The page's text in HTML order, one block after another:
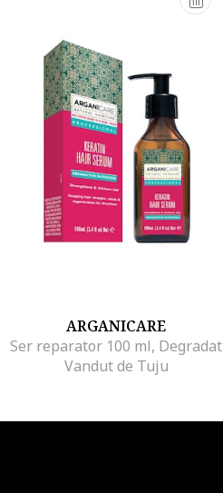
ARGANICARE
Ser reparator 100 ml, Degradat
Vandut de Tuju